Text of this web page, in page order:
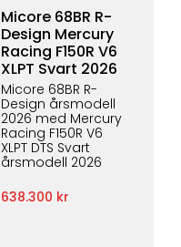
Micore 68BR R-
Design Mercury
Racing F150R V6
XLPT Svart 2026
Micore 68BR R-
Design årsmodell
2026 med Mercury
Racing F150R V6
XLPT DTS Svart
årsmodell 2026
638.300 kr